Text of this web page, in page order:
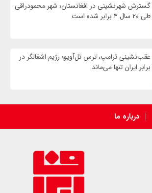
گسترش شهرنشینی در افغانستان؛ شهر محمودراقی
طی ۲۰ سال ۴ برابر شده است
عقب‌نشینی ترامپ، ترس تل‌آویو؛ رژیم اشغالگر در
برابر ایران تنها می‌ماند
درباره ما